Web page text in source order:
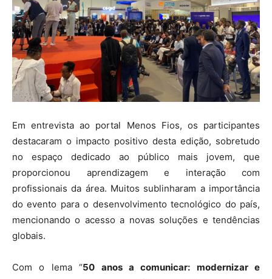
Em entrevista ao portal Menos Fios, os participantes
destacaram o impacto positivo desta edição, sobretudo
no espaço dedicado ao público mais jovem, que
proporcionou aprendizagem e interação com
profissionais da área. Muitos sublinharam a importância
do evento para o desenvolvimento tecnológico do país,
mencionando o acesso a novas soluções e tendências
globais.
Com o lema “50 anos a comunicar: modernizar e